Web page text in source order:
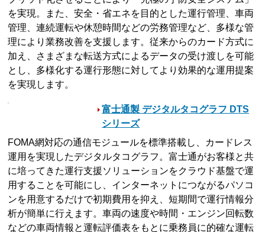
を実現。また、安全・省エネを目的とした運行管理、車両
管理、連続運転や休憩時間などの労務管理など、多様な管
理により業務改善を支援します。従来からのカード方式に
加え、さまざまな転送方式によるデータの受け渡しを可能
とし、多様化する運行形態に対してより効果的な運用提案
を実現します。
富士通製 デジタルタコグラフ DTS
シリーズ
FOMA網対応の通信モジュールを標準搭載し、カードレス
運用を実現したデジタルタコグラフ。富士通がお客様と共
に培ってきた運行支援ソリューションをクラウド基盤で運
用することを可能にし、インターネットにつながるパソコ
ンを用意するだけで初期費用を抑え、短期間で運行情報分
析が簡単に行えます。車両の速度や時間・エンジン回転数
などの車両情報と運転評価表をもとに乗務員に的確な運転